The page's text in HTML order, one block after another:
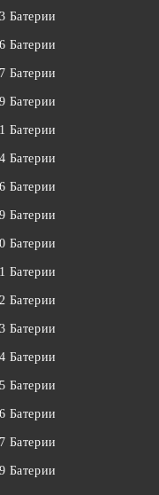
Батерии
Батерии
Батерии
Батерии
Батерии
Батерии
Батерии
Батерии
Батерии
Батерии
Батерии
Батерии
Батерии
Батерии
Батерии
Батерии
Батерии